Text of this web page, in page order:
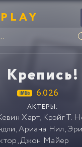
PLAY
Крепись!
6.026
АКТЕРЫ:
Харт, Крэйг Т.
,Ариана Нил,
,Джон Майер